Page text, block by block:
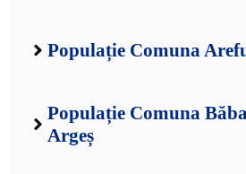
Populație Comuna
Populație Comuna
Argeș